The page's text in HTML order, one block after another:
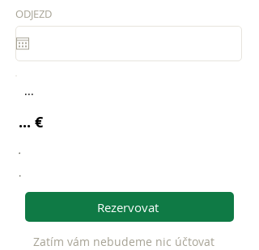
ODJEZD
...
... €
.
.
Rezervovat
Zatím vám nebudeme nic účtovat